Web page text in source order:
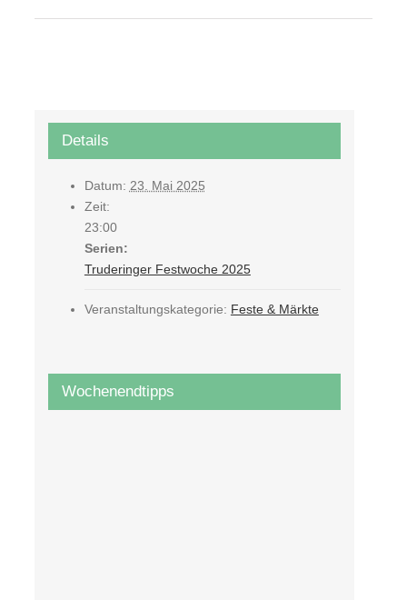
Details
Datum: 23. Mai 2025
Zeit:
23:00
Serien:
Truderinger Festwoche 2025
Veranstaltungskategorie: Feste & Märkte
Wochenendtipps